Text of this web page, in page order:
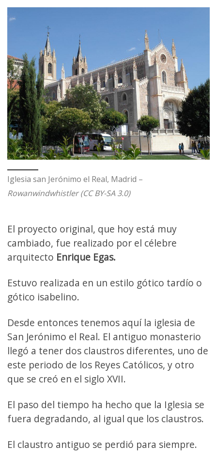
Iglesia san Jerónimo el Real, Madrid –
Rowanwindwhistler (CC BY-SA 3.0)
El proyecto original, que hoy está muy
cambiado, fue realizado por el célebre
arquitecto Enrique Egas.
Estuvo realizada en un estilo gótico tardío o
gótico isabelino.
Desde entonces tenemos aquí la iglesia de
San Jerónimo el Real. El antiguo monasterio
llegó a tener dos claustros diferentes, uno de
este periodo de los Reyes Católicos, y otro
que se creó en el siglo XVII.
El paso del tiempo ha hecho que la Iglesia se
fuera degradando, al igual que los claustros.
El claustro antiguo se perdió para siempre.